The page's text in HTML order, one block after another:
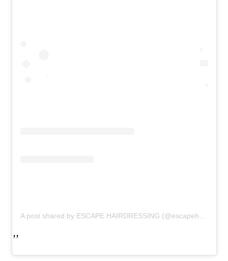
A post shared by ESCAPE HAIRDRESSING (@escapehairoslo)